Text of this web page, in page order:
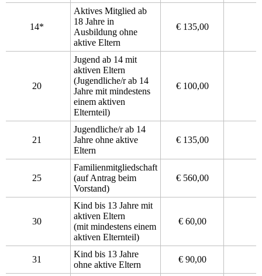
14*
Aktives Mitglied ab
18 Jahre in
Ausbildung ohne
aktive Eltern
€ 135,00
20
Jugend ab 14 mit
aktiven Eltern
(Jugendliche/r ab 14
Jahre mit mindestens
einem aktiven
Elternteil)
€ 100,00
21
Jugendliche/r ab 14
Jahre ohne aktive
Eltern
€ 135,00
25
Familienmitgliedschaft
(auf Antrag beim
Vorstand)
€ 560,00
30
Kind bis 13 Jahre mit
aktiven Eltern
(mit mindestens einem
aktiven Elternteil)
€ 60,00
31
Kind bis 13 Jahre
ohne aktive Eltern
€ 90,00